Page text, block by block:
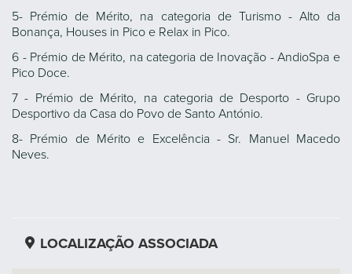
5- Prémio de Mérito, na categoria de Turismo - Alto da
Bonança, Houses in Pico e Relax in Pico.
6 - Prémio de Mérito, na categoria de Inovação - AndioSpa e
Pico Doce.
7 - Prémio de Mérito, na categoria de Desporto - Grupo
Desportivo da Casa do Povo de Santo António.
8- Prémio de Mérito e Excelência - Sr. Manuel Macedo
Neves.
LOCALIZAÇÃO ASSOCIADA